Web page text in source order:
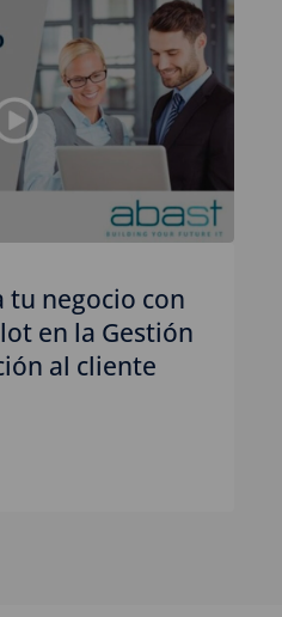
tu negocio con
en la Gestión
al cliente